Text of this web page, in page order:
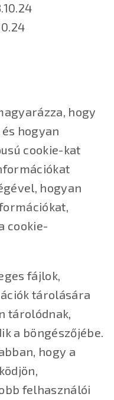
hogy
hogyan
cookie-kat
hogyan
cookie-
fájlok,
tárolására
tárolódnak,
a böngészőjébe.
hogy a
felhasználói